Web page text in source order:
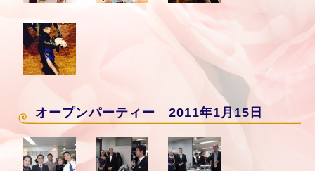
オープンパーティー 2011年1月15日